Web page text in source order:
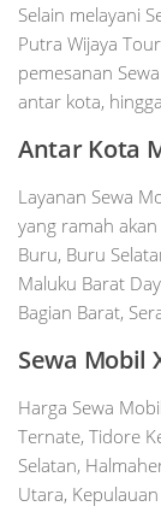
Selain melayani
Putra Wijaya
pemesanan
antar kota,
Antar Kota
Layanan Sewa
yang ramah
Buru, Buru
Maluku Barat
Bagian Barat,
Sewa Mobil
Harga Sewa
Ternate, Tidore
Selatan,
Utara,